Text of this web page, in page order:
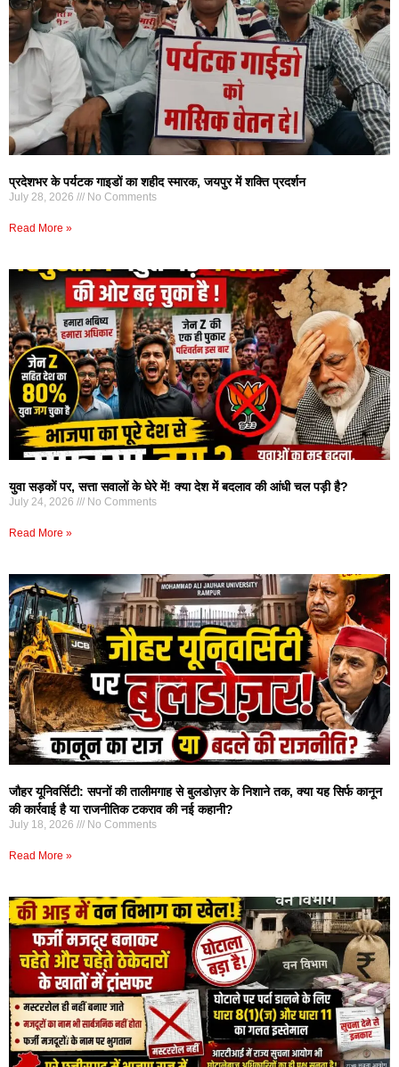
प्रदेशभर के पर्यटक गाइडों का शहीद स्मारक, जयपुर में शक्ति प्रदर्शन
July 28, 2026 No Comments
Read More »
युवा सड़कों पर, सत्ता सवालों के घेरे में! क्या देश में बदलाव की आंधी चल पड़ी है?
July 24, 2026 No Comments
Read More »
जौहर यूनिवर्सिटी: सपनों की तालीमगाह से बुलडोज़र के निशाने तक, क्या यह सिर्फ कानून
की कार्रवाई है या राजनीतिक टकराव की नई कहानी?
July 18, 2026 No Comments
Read More »